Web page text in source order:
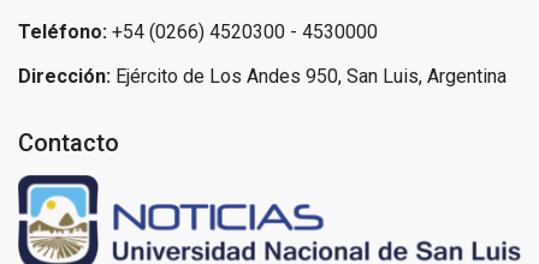
Teléfono: +54 (0266) 4520300 - 4530000
Dirección: Ejército de Los Andes 950, San Luis, Argentina
Contacto